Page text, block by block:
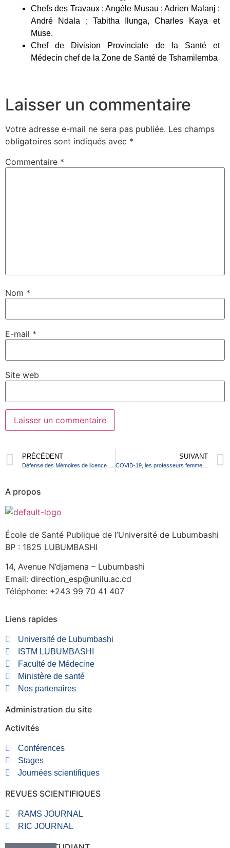
Chefs des Travaux : Angèle Musau ; Adrien Malanj ;
André Ndala ; Tabitha Ilunga, Charles Kaya et
Muse.
Chef de Division Provinciale de la Santé et
Médecin chef de la Zone de Santé de Tshamilemba
Laisser un commentaire
Votre adresse e-mail ne sera pas publiée. Les champs
obligatoires sont indiqués avec *
Commentaire *
Nom *
E-mail *
Site web
PRÉCÉDENT SUIVANT
COVID-19, les professeurs femmes de l’Université de Lubumbashi ont honorés madame lungu anzwal
A propos
École de Santé Publique de l’Université de Lubumbashi
BP : 1825 LUBUMBASHI
14, Avenue N’djamena – Lubumbashi
Email: direction_esp@unilu.ac.cd
Téléphone: +243 99 70 41 407
Liens rapides
Université de Lubumbashi
ISTM LUBUMBASHI
Faculté de Médecine
Ministère de santé
Nos partenaires
Administration du site
Activités
Conférences
Stages
Journées scientifiques
REVUES SCIENTIFIQUES
RAMS JOURNAL
RIC JOURNAL